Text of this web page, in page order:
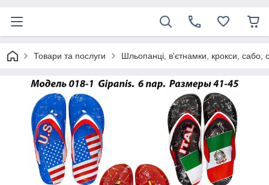
Товари та послуги Шльопанці, в'єтнамки, крокси, сабо,